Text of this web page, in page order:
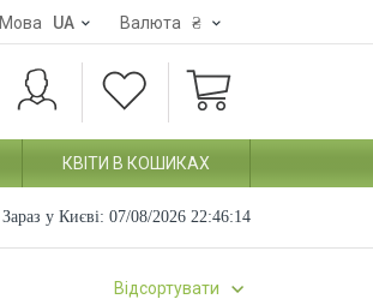
Мова UA Валюта ₴
КВІТИ В КОШИКАХ
Зараз у Києві: 07/08/2026 22:46:15
Відсортувати